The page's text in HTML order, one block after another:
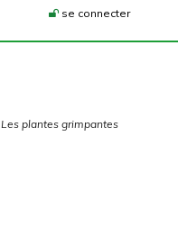
se connecter
Les plantes grimpantes